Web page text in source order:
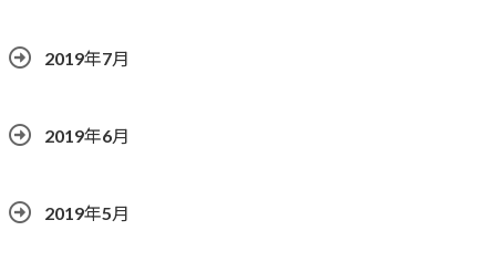
2019年7月
2019年6月
2019年5月